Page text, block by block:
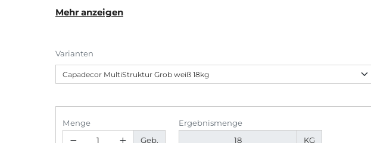
Mehr anzeigen
Varianten
Menge
Geb.
Ergebnismenge
KG